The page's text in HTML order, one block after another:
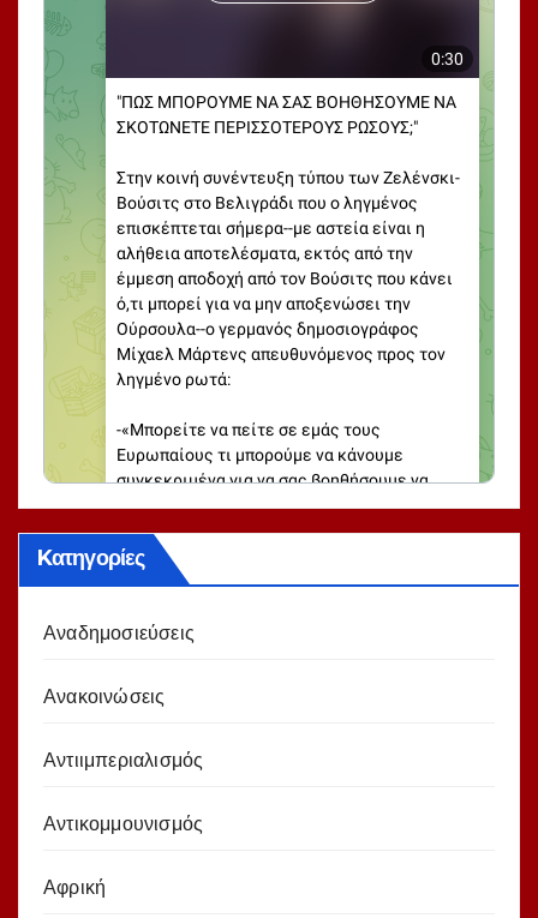
Kατηγορίες
Αναδημοσιεύσεις
Ανακοινώσεις
Αντιιμπεριαλισμός
Αντικομμουνισμός
Αφρική